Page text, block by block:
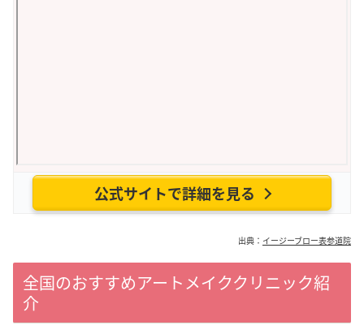
公式サイトで詳細を見る
出典： イージーブロー表参道院
全国のおすすめアートメイククリニック紹
介